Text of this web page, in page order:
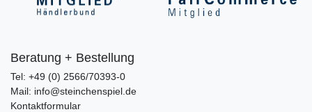
Beratung + Bestellung
Tel: +49 (0) 2566/70393-0
Mail: info@steinchenspiel.de
Kontaktformular